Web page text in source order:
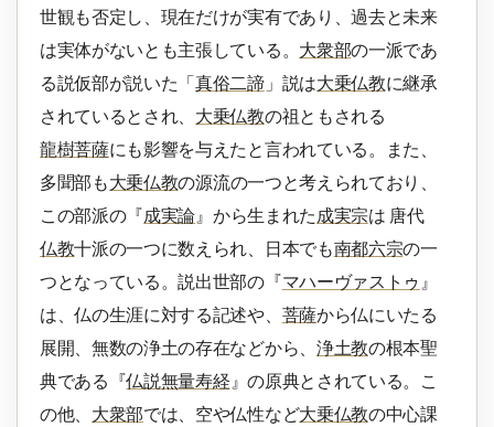
世観も否定し、現在だけが実有であり、過去と未来
は実体がないとも主張している。 大衆部の一派であ
る説仮部が説いた「真俗二諦」説は大乗仏教に継承
されているとされ、 大乗仏教の祖ともされる
龍樹菩薩にも影響を与えたと言われている。また、
多聞部も大乗仏教の源流の一つと考えられており、
この部派の『成実論 』から生まれた 成実宗は 唐代
仏教十派の一つに数えられ、日本でも南都六宗の一
つとなっている。説出世部の『マハーヴァストゥ 』
は、仏の生涯に対する記述や、 菩薩から仏にいたる
展開、無数の浄土の存在などから、 浄土教の根本聖
典である『仏説無量寿経 』の原典とされている。こ
の他、 大衆部では、空や仏性など大乗仏教の中心課